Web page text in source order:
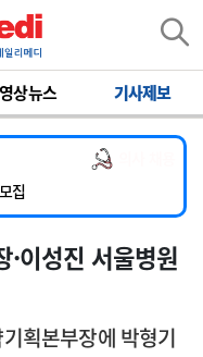
상뉴스 기사제보
상의사 채용
) 계약직 의사 공개채용
집
) 모집
상의사 채용
이성진 서울병원
획본부장에 박형기